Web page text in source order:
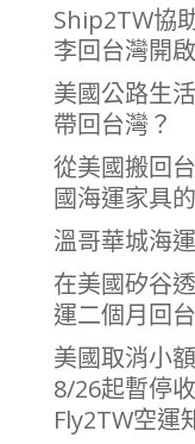
Ship2TW協
李回台灣開
美國公路生
帶回台灣？
從美國搬回
國海運家具
溫哥華城海
在美國矽谷
運二個月回
美國取消小
8/26起暫停
Fly2TW空運